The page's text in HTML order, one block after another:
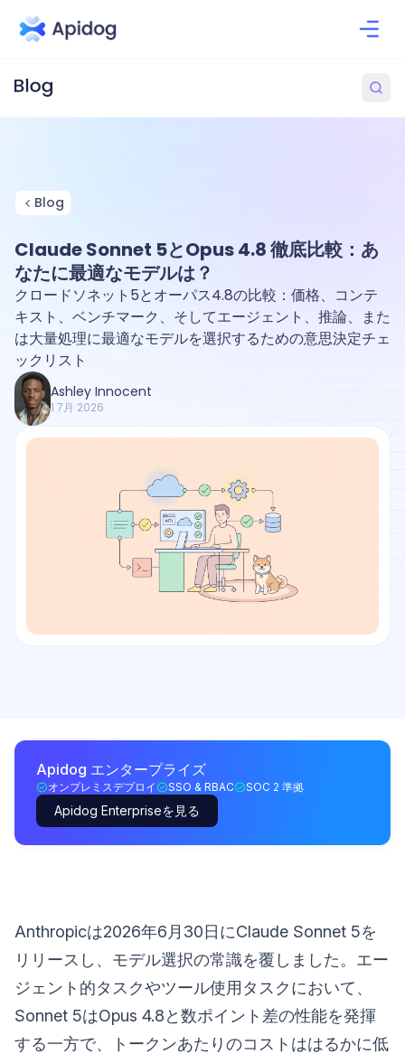
Blog
Claude Sonnet 5とOpus 4.8 徹底比較：あ
なたに最適なモデルは？
クロードソネット5とオーパス4.8の比較：価格、コンテ
キスト、ベンチマーク、そしてエージェント、推論、また
は大量処理に最適なモデルを選択するための意思決定チェ
ックリスト
Ashley Innocent
1 7月 2026
Apidog エンタープライズ
オンプレミスデプロイ SSO & RBAC SOC 2 準拠
Apidog Enterpriseを見る
Anthropicは2026年6月30日にClaude Sonnet 5を
リリースし、モデル選択の常識を覆しました。エー
ジェント的タスクやツール使用タスクにおいて、
Sonnet 5はOpus 4.8と数ポイント差の性能を発揮
する一方で、トークンあたりのコストははるかに低